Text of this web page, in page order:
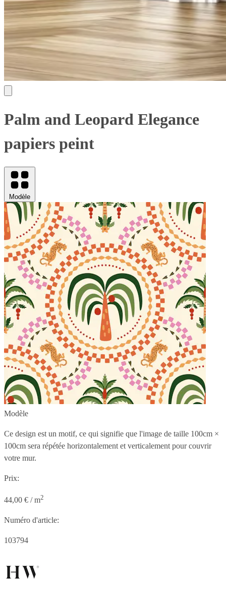
Palm and Leopard Elegance
papiers peint
Modèle
Modèle
Ce design est un motif, ce qui signifie que l'image de taille 100cm ×
100cm sera répétée horizontalement et verticalement pour couvrir
votre mur.
Prix:
44,00 € / m2
Numéro d'article:
103794